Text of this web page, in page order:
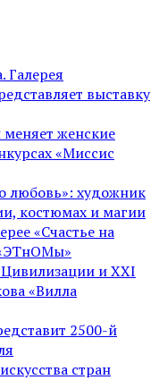
Галерея
выставку
женские
«Миссис
любовь»: художник
костюмах и магии
«Счастье на
и ХХI
«Вилла
2500-й
стран